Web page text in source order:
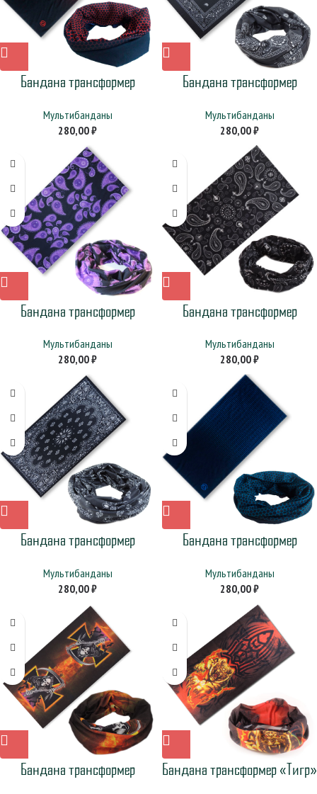
Бандана трансформер
Мультибанданы
280,00₽
Бандана трансформер
Мультибанданы
280,00₽
Бандана трансформер
Мультибанданы
280,00₽
Бандана трансформер
Мультибанданы
280,00₽
Бандана трансформер
Мультибанданы
280,00₽
Бандана трансформер
Мультибанданы
280,00₽
Бандана трансформер
Бандана трансформер «Тигр»